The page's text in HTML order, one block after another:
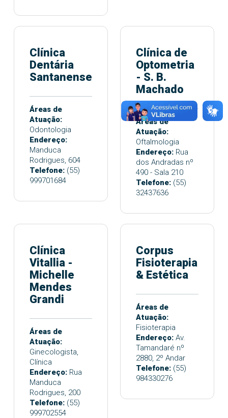
Clínica
Dentária
Santanense
Áreas de
Atuação:
Odontologia
Endereço:
Manduca
Rodrigues, 604
Telefone: (55)
999701684
Clínica de
Optometria
- S. B.
Machado
Áreas de
Atuação:
Oftalmologia
Endereço: Rua
dos Andradas nº
490 - Sala 210
Telefone: (55)
32437636
Clínica
Vitallia -
Michelle
Mendes
Grandi
Áreas de
Atuação:
Ginecologista,
Clínica
Endereço: Rua
Manduca
Rodrigues, 200
Telefone: (55)
999702554
Corpus
Fisioterapia
& Estética
Áreas de
Atuação:
Fisioterapia
Endereço: Av.
Tamandaré nº
2880, 2º Andar
Telefone: (55)
984330276